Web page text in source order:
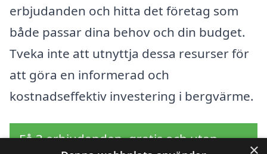
erbjudanden och hitta det företag som
både passar dina behov och din budget.
Tveka inte att utnyttja dessa resurser för
att göra en informerad och
kostnadseffektiv investering i bergvärme.
Få 3 erbjudanden, gratis och utan
×